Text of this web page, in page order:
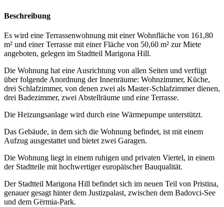
Beschreibung
Es wird eine Terrassenwohnung mit einer Wohnfläche von 161,80
m² und einer Terrasse mit einer Fläche von 50,60 m² zur Miete
angeboten, gelegen im Stadtteil Marigona Hill.
Die Wohnung hat eine Ausrichtung von allen Seiten und verfügt
über folgende Anordnung der Innenräume: Wohnzimmer, Küche,
drei Schlafzimmer, von denen zwei als Master-Schlafzimmer dienen,
drei Badezimmer, zwei Abstellräume und eine Terrasse.
Die Heizungsanlage wird durch eine Wärmepumpe unterstützt.
Das Gebäude, in dem sich die Wohnung befindet, ist mit einem
Aufzug ausgestattet und bietet zwei Garagen.
Die Wohnung liegt in einem ruhigen und privaten Viertel, in einem
der Stadtteile mit hochwertiger europäischer Bauqualität.
Der Stadtteil Marigona Hill befindet sich im neuen Teil von Pristina,
genauer gesagt hinter dem Justizpalast, zwischen dem Badovci-See
und dem Gërmia-Park.